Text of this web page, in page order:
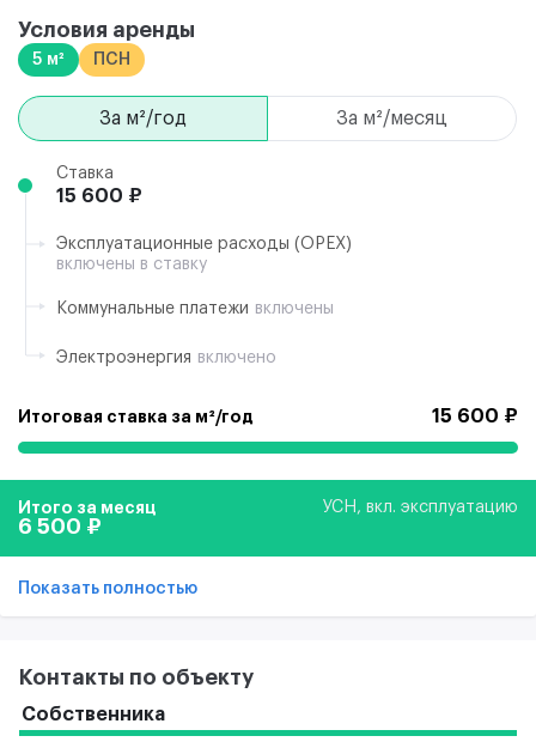
При оплате от 3-= месяцев стоимость аренды будет 5500/
мес
Условия аренды
5 м² ПСН
за м²/год за м²/месяц
Ставка
15 600 ₽
Эксплуатационные расходы (ОРЕХ)
включены в ставку
Коммунальные платежи включены
Электроэнергия включено
Итоговая ставка за м²/год 15 600 ₽
Итого за месяц УСН, вкл. эксплуатацию
6 500 ₽
Показать полностью
Контакты по объекту
Собственника